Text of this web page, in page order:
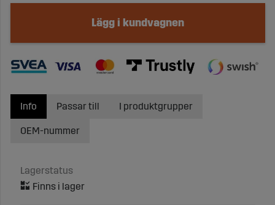
Lägg i kundvagnen
Info
Lagerstatus
Passar till I produktgrupper
OEM-nummer